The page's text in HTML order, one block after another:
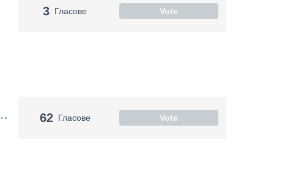
3 Гласове Vote
62 Гласове Vote